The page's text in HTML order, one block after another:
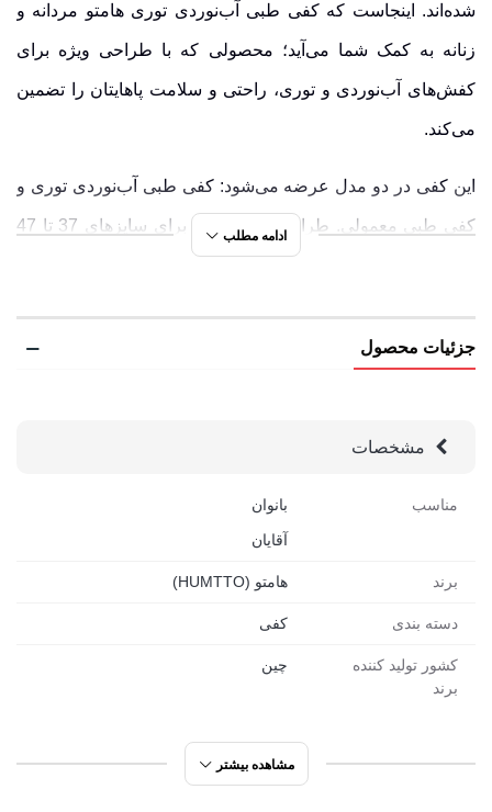
شده‌اند. اینجاست که کفی طبی آب‌نوردی توری هامتو مردانه و
زنانه به کمک شما می‌آید؛ محصولی که با طراحی ویژه برای
کفش‌های آب‌نوردی و توری، راحتی و سلامت پاهایتان را تضمین
می‌کند.
این کفی در دو مدل عرضه می‌شود: کفی طبی آب‌نوردی توری و
کفی طبی معمولی. طراحی آن مناسب برای سایزهای 37 تا 47
مفاصل و رفع درد پاشنه است؛ ویژگی‌هایی که سفرهای طولانی و
این کفی در سایت رادکوه، امکان هماهنگی با
الهام بگیرید و ترکیب‌های تازه‌ای برای سفرهای خود بسازید.
کفی طبی آب‌نوردی توری و کفی طبی؛
ادامه مطلب
جزئیات محصول
مشخصات
مناسب
بانوان
آقایان
برند هامتو (HUMTTO)
دسته بندی کفی
کشور تولید کننده
برند
چین
مشاهده بیشتر